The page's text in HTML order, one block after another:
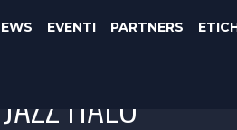
EVENTI PARTNERS
HALO